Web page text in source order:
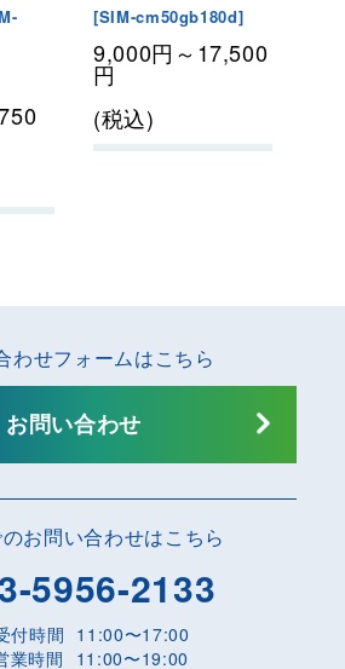
[SIM-cm50gb180d]
9,000円 ～17,500
円
(税込)
お問い合わせはこちら
5956-2133
付時間 11:00〜17:00
時間
11:00〜19:00
わせフォームはこちら
お問い合わせ